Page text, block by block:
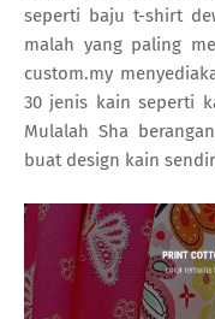
seperti baju t-shirt
malah yang paling
custom.my
30 jenis kain seperti
Mulalah Sha
buat design kain